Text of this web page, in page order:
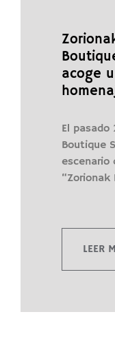
acoge
El pasado
Boutique
escenario
“Zorionak
LEER